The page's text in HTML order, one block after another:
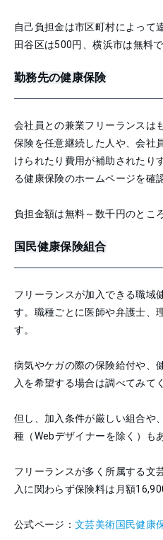
自己負担金は市区町村によって
田谷区は500円、横浜市は無料で
勤務先の健康保険
会社員との兼業フリーランスは
保険を任意継続した人や、会社
けられたり費用が補助されたり
る健康保険のホームページを確
負担金額は無料～数千円のとこ
国民健康保険組合
フリーランスが加入できる職域
す。職種ごとに医師や弁護士、
す。
病気やケガの際の保険給付や、
入を希望する場合は調べてみて
但し、加入条件が厳しい組合や
種（Webデザイナーを除く）も
フリーランスが多く所属する文
入に関わらず保険料は月額
公式ページ：文芸美術国民健康